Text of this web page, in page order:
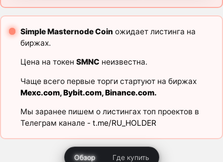
Simple Masternode Coin ожидает листинга на
биржах.
Цена на токен SMNC неизвестна.
Чаще всего первые торги стартуют на биржах
Mexc.com,Bybit.com,Binance.com.
Мы заранее пишем о листингах топ проектов в
Телеграм канале - t.me/RU_HOLDER
Обзор Где купить